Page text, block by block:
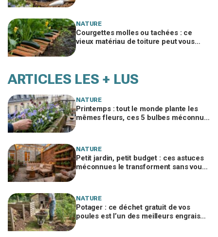
NATURE
Courgettes molles ou tachées : ce
vieux matériau de toiture peut vous
ARTICLES LES + LUS
NATURE
Printemps : tout le monde plante les
mêmes fleurs, ces 5 bulbes méconnus
NATURE
Petit jardin, petit budget : ces astuces
méconnues le transforment sans vous
NATURE
Potager : ce déchet gratuit de vos
poules est l’un des meilleurs engrais